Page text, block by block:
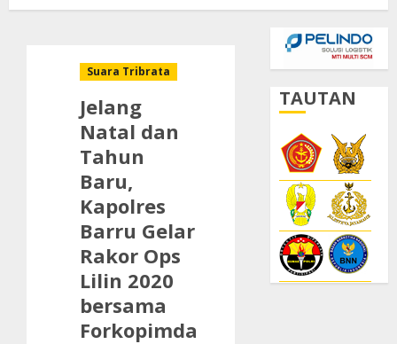
Suara Tribrata
Jelang
Natal dan
Tahun
Baru,
Kapolres
Barru Gelar
Rakor Ops
Lilin 2020
bersama
Forkopimda
TAUTAN